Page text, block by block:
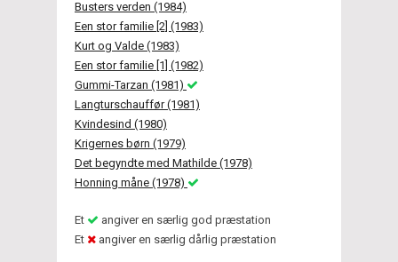
Busters verden (1984)
Een stor familie [2] (1983)
Kurt og Valde (1983)
Een stor familie [1] (1982)
Gummi-Tarzan (1981)
Langturschauffør (1981)
Kvindesind (1980)
Krigernes børn (1979)
Det begyndte med Mathilde (1978)
Honning måne (1978)
Et
angiver en særlig god præstation
Et
angiver en særlig dårlig præstation